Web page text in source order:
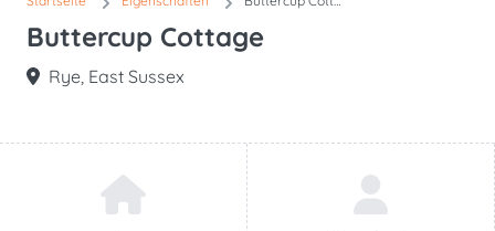
Buttercup Cottage
Rye, East Sussex